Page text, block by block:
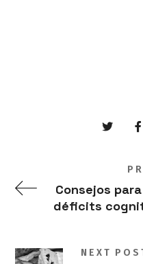
Consejos
déficits
NEXT